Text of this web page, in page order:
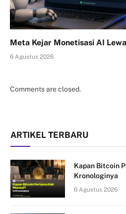
Meta Kejar Monetisasi AI
6 Agustus 2026
Comments are closed.
ARTIKEL TERBARU
Kapan Bitcoin
Kronologinya
6 Agustus 2026